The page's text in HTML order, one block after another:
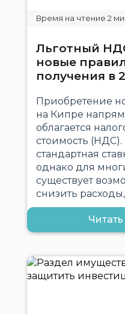
Льготный
новые
получения в
Приобретение
на Кипре
облагается
стоимость (НДС).
стандартная
однако для
существует
снизить